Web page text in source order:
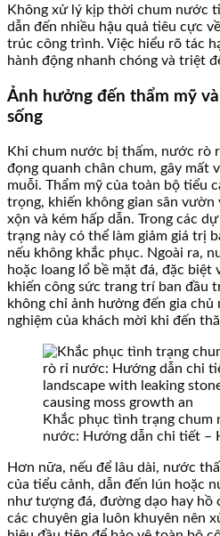
Không xử lý kịp thời chum nước
dẫn đến nhiều hậu quả tiêu cực
trúc công trình. Việc hiểu rõ tác
hành động nhanh chóng và triệt
Ảnh hưởng đến thẩm mỹ
sống
Khi chum nước bị thấm, nước rò
đọng quanh chân chum, gây mất
muỗi. Thẩm mỹ của toàn bộ tiểu
trọng, khiến không gian sân
xộn và kém hấp dẫn. Trong các
trạng này có thể làm giảm giá trị
nếu không khắc phục. Ngoài ra,
hoặc loang lổ bề mặt đá, đặc biệt
khiến công sức trang trí ban đầu
không chỉ ảnh hưởng đến gia chủ
nghiệm của khách mời khi đến
Khắc phục tình trạng
nước: Hướng dẫn chi tiết –
Hơn nữa, nếu để lâu dài, nước
của tiểu cảnh, dẫn đến lún hoặc
như tượng đá, đường dạo hay hồ
các chuyên gia luôn khuyên nên